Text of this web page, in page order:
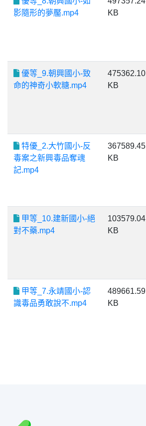
影隨形的夢靨.mp4
KB
優等_9.朝興國小-致
命的神奇小軟糖.mp4
475362.10
KB
特優_2.大竹國小-反
毒案之新興毒品奪魂
記.mp4
367589.45
KB
甲等_10.建新國小-絕
對不藥.mp4
103579.04
KB
甲等_7.永靖國小-認
識毒品勇敢說不.mp4
489661.59
KB